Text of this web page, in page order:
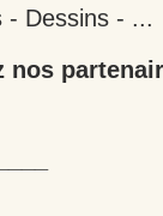
- Dessins - ...
nos